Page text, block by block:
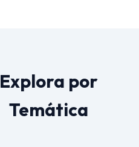
Explora por
Temática